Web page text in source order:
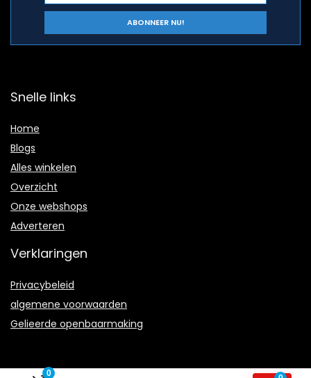
0
Snelle links
Home
Blogs
Alles winkelen
Overzicht
Onze webshops
Adverteren
Verklaringen
Privacybeleid
algemene voorwaarden
Gelieerde openbaarmaking